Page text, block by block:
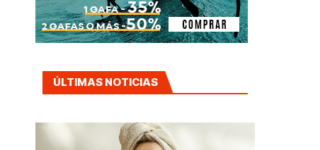
ÚLTIMAS NOTICIAS